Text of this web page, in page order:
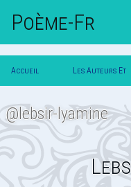
Poème-Fr
Accueil Les Auteurs Et
@lebsir-lyamine